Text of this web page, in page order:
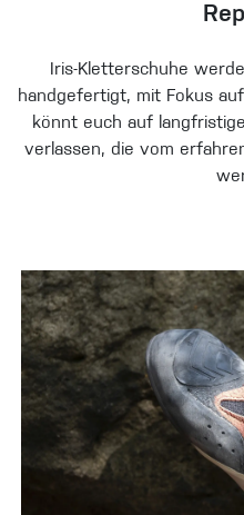
Iris-Kletterschuhe
handgefertigt, mit Fokus
könnt euch auf
verlassen, die vom